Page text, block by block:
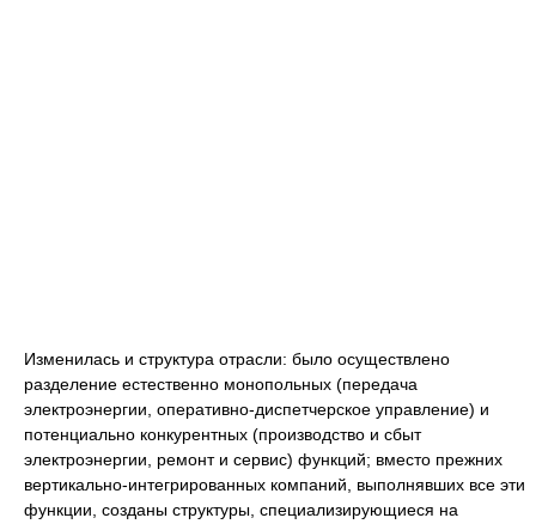
Изменилась и структура отрасли: было осуществлено
разделение естественно монопольных (передача
электроэнергии, оперативно-диспетчерское управление) и
потенциально конкурентных (производство и сбыт
электроэнергии, ремонт и сервис) функций; вместо прежних
вертикально-интегрированных компаний, выполнявших все эти
функции, созданы структуры, специализирующиеся на